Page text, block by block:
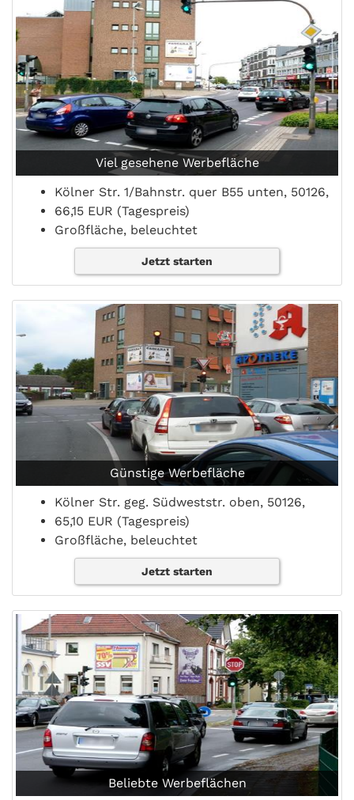
Viel gesehene Werbefläche
Kölner Str. 1/Bahnstr. quer B55 unten, 50126,
66,15 EUR (Tagespreis)
Großfläche, beleuchtet
Jetzt starten
Günstige Werbefläche
Kölner Str. geg. Südweststr. oben, 50126,
65,10 EUR (Tagespreis)
Großfläche, beleuchtet
Jetzt starten
Beliebte Werbeflächen